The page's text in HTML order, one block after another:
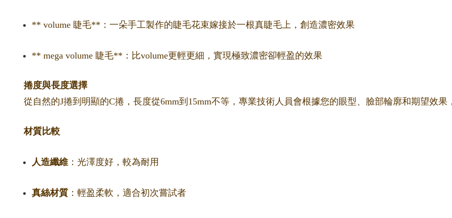
** volume 睫毛**：一朵手工製作的睫毛花束嫁接於一根真睫毛上，創造濃密效果
** mega volume 睫毛**：比volume更輕更細，實現極致濃密卻輕盈的效果
捲度與長度選擇
從自然的J捲到明顯的C捲，長度從6mm到15mm不等，專業技術人員會根據您的眼型、臉部輪廓和期望效果
材質比較
人造纖維 ：光澤度好，較為耐用
真絲材質 ：輕盈柔軟，適合初次嘗試者